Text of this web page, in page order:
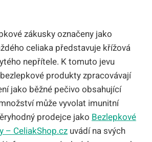
zákusky označeny jako
celiaka představuje křížová
nepřítele. K tomuto jevu
produkty zpracovávají
jako běžné pečivo obsahující
může vyvolat imunitní
prodejce jako Bezlepkové
– CeliakShop.cz uvádí na svých